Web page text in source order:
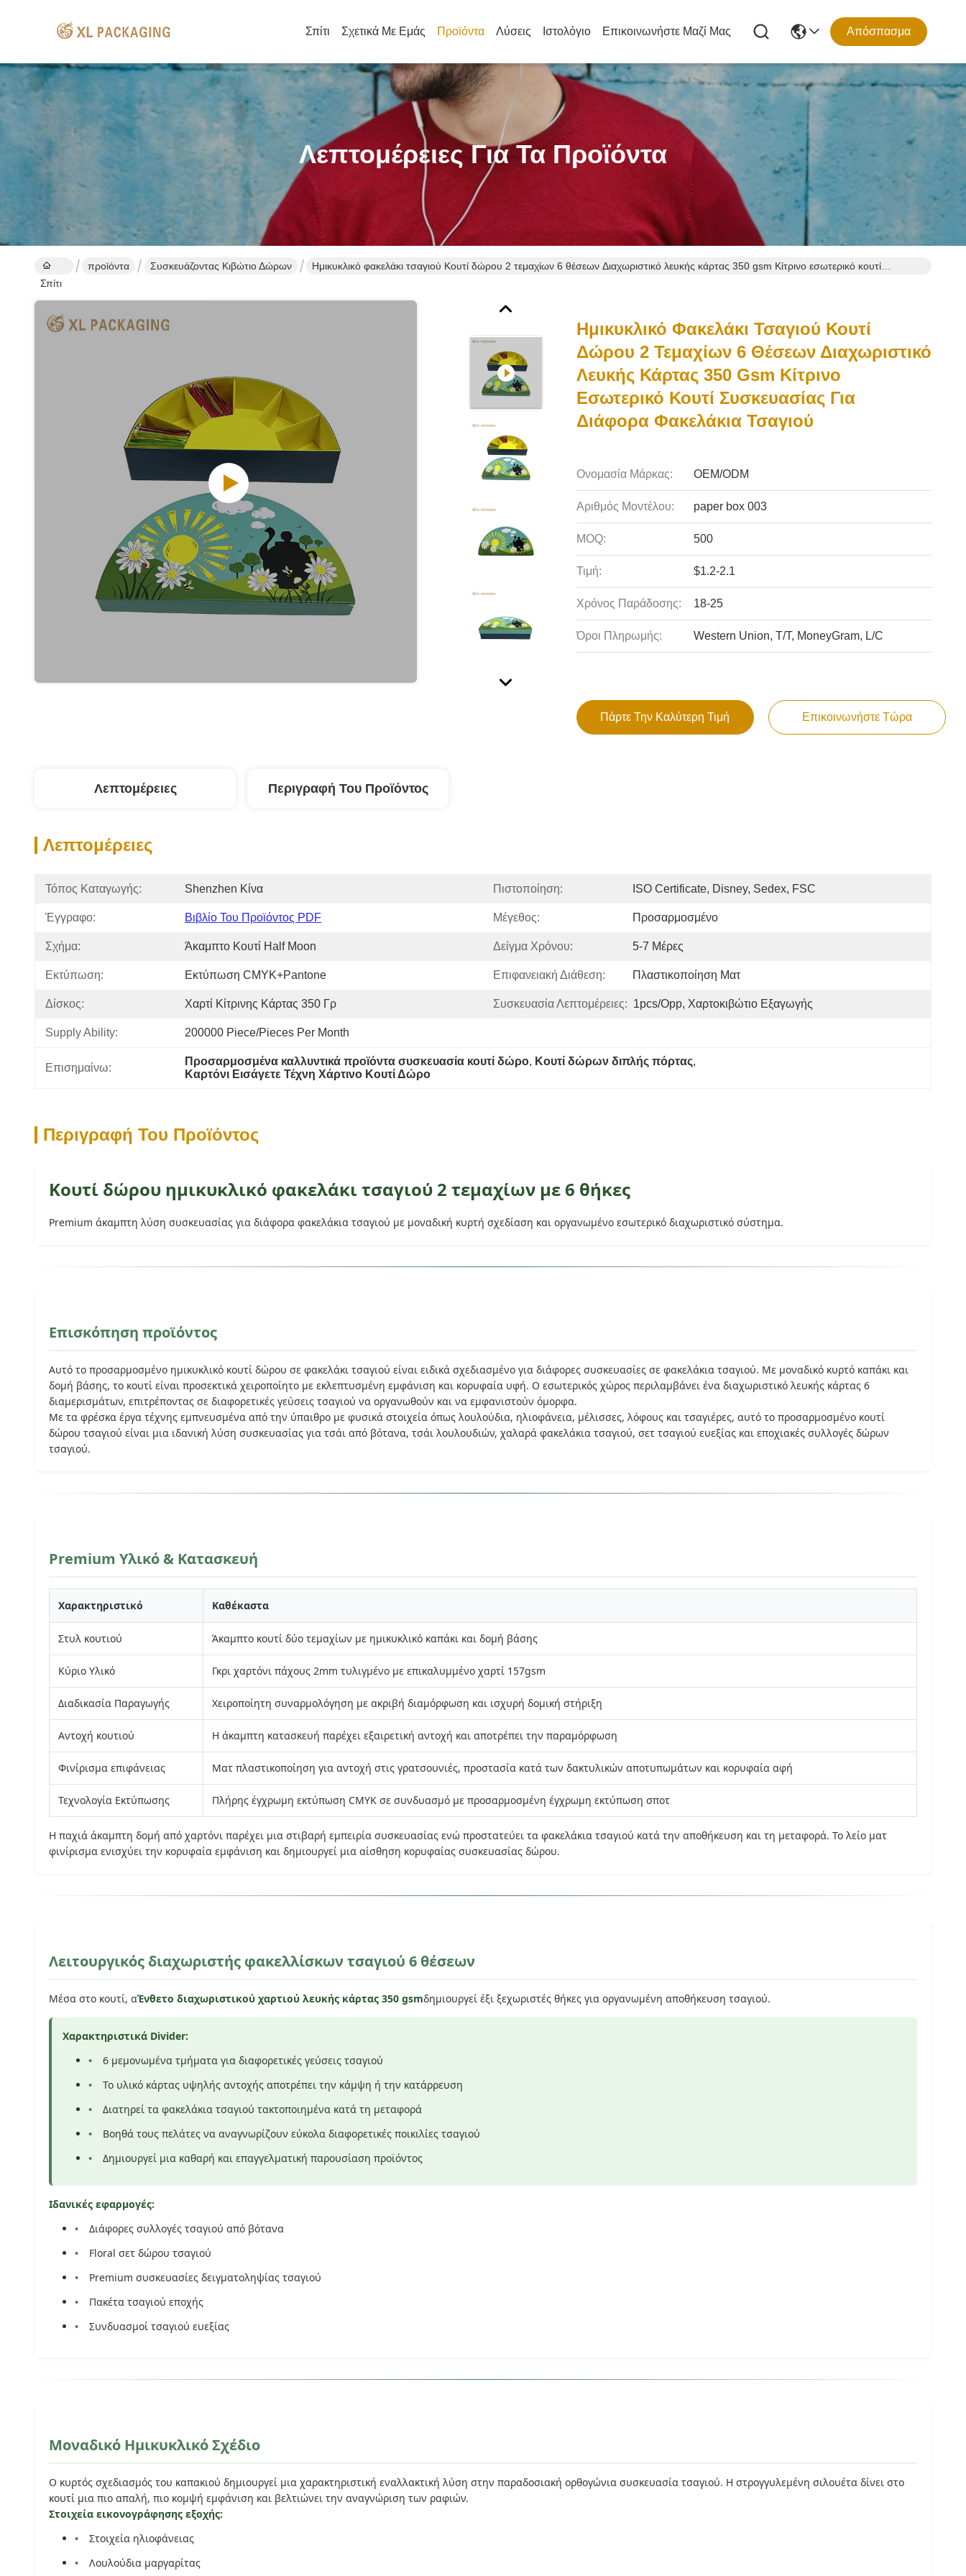
Σπίτι Σχετικά Με Εμάς Προϊόντα Λύσεις Ιστολόγιο Επικοινωνήστε Μαζί Μας Απόσπασμα
Λεπτομέρειες Για Τα Προϊόντα
Σπίτι
προϊόντα Συσκευάζοντας Κιβώτιο Δώρων
Ημικυκλικό φακελάκι τσαγιού Κουτί δώρου 2 τεμαχίων 6 θέσεων Διαχωριστικό λευκής κάρτας 350 gsm Κίτρινο εσωτερικό κουτί
Ημικυκλικό Φακελάκι Τσαγιού Κουτί
Δώρου 2 Τεμαχίων 6 Θέσεων Διαχωριστικό
Λευκής Κάρτας 350 Gsm Κίτρινο
Εσωτερικό Κουτί Συσκευασίας Για
Διάφορα Φακελάκια Τσαγιού
Ονομασία Μάρκας: OEM/ODM
Αριθμός Μοντέλου: paper box 003
MOQ: 500
Τιμή: $1.2-2.1
Χρόνος Παράδοσης: 18-25
Όροι Πληρωμής: Western Union, T/T, MoneyGram, L/C
Πάρτε Την Καλύτερη Τιμή Επικοινωνήστε Τώρα
Λεπτομέρειες Περιγραφή Του Προϊόντος
Λεπτομέρειες
Τόπος Καταγωγής: Shenzhen Κίνα Πιστοποίηση: ISO Certificate, Disney, Sedex, FSC
Έγγραφο: Βιβλίο Του Προϊόντος PDF Μέγεθος: Προσαρμοσμένο
Σχήμα: Άκαμπτο Κουτί Half Moon Δείγμα Χρόνου: 5-7 Μέρες
Εκτύπωση: Εκτύπωση CMYK+Pantone Επιφανειακή Διάθεση: Πλαστικοποίηση Ματ
Δίσκος: Χαρτί Κίτρινης Κάρτας 350 Γρ Συσκευασία Λεπτομέρειες: 1pcs/opp, Χαρτοκιβώτιο Εξαγωγής
Supply Ability: 200000 Piece/Pieces Per Month
Επισημαίνω:
Προσαρμοσμένα καλλυντικά προϊόντα συσκευασία κουτί δώρο, Κουτί δώρων διπλής πόρτας,
Καρτόνι Εισάγετε Τέχνη Χάρτινο Κουτί Δώρο
Περιγραφή Του Προϊόντος
Κουτί δώρου ημικυκλικό φακελάκι τσαγιού 2 τεμαχίων με 6 θήκες
Premium άκαμπτη λύση συσκευασίας για διάφορα φακελάκια τσαγιού με μοναδική κυρτή σχεδίαση και οργανωμένο εσωτερικό διαχωριστικό σύστημα.
Επισκόπηση προϊόντος
Αυτό το προσαρμοσμένο ημικυκλικό κουτί δώρου σε φακελάκι τσαγιού είναι ειδικά σχεδιασμένο για διάφορες συσκευασίες σε φακελάκια τσαγιού. Με μοναδικό κυρτό καπάκι και
δομή βάσης, το κουτί είναι προσεκτικά χειροποίητο με εκλεπτυσμένη εμφάνιση και κορυφαία υφή. Ο εσωτερικός χώρος περιλαμβάνει ένα διαχωριστικό λευκής κάρτας 6
διαμερισμάτων, επιτρέποντας σε διαφορετικές γεύσεις τσαγιού να οργανωθούν και να εμφανιστούν όμορφα.
Με τα φρέσκα έργα τέχνης εμπνευσμένα από την ύπαιθρο με φυσικά στοιχεία όπως λουλούδια, ηλιοφάνεια, μέλισσες, λόφους και τσαγιέρες, αυτό το προσαρμοσμένο κουτί
δώρου τσαγιού είναι μια ιδανική λύση συσκευασίας για τσάι από βότανα, τσάι λουλουδιών, χαλαρά φακελάκια τσαγιού, σετ τσαγιού ευεξίας και εποχιακές συλλογές δώρων
τσαγιού.
Premium Υλικό & Κατασκευή
Χαρακτηριστικό Καθέκαστα
Στυλ κουτιού Άκαμπτο κουτί δύο τεμαχίων με ημικυκλικό καπάκι και δομή βάσης
Κύριο Υλικό Γκρι χαρτόνι πάχους 2mm τυλιγμένο με επικαλυμμένο χαρτί 157gsm
Διαδικασία Παραγωγής Χειροποίητη συναρμολόγηση με ακριβή διαμόρφωση και ισχυρή δομική στήριξη
Αντοχή κουτιού Η άκαμπτη κατασκευή παρέχει εξαιρετική αντοχή και αποτρέπει την παραμόρφωση
Φινίρισμα επιφάνειας Ματ πλαστικοποίηση για αντοχή στις γρατσουνιές, προστασία κατά των δακτυλικών αποτυπωμάτων και κορυφαία αφή
Τεχνολογία Εκτύπωσης Πλήρης έγχρωμη εκτύπωση CMYK σε συνδυασμό με προσαρμοσμένη έγχρωμη εκτύπωση σποτ
Η παχιά άκαμπτη δομή από χαρτόνι παρέχει μια στιβαρή εμπειρία συσκευασίας ενώ προστατεύει τα φακελάκια τσαγιού κατά την αποθήκευση και τη μεταφορά. Το λείο ματ
φινίρισμα ενισχύει την κορυφαία εμφάνιση και δημιουργεί μια αίσθηση κορυφαίας συσκευασίας δώρου.
Λειτουργικός διαχωριστής φακελλίσκων τσαγιού 6 θέσεων
Μέσα στο κουτί, αΈνθετο διαχωριστικού χαρτιού λευκής κάρτας 350 gsmδημιουργεί έξι ξεχωριστές θήκες για οργανωμένη αποθήκευση τσαγιού.
Χαρακτηριστικά Divider:
6 μεμονωμένα τμήματα για διαφορετικές γεύσεις τσαγιού
Το υλικό κάρτας υψηλής αντοχής αποτρέπει την κάμψη ή την κατάρρευση
Διατηρεί τα φακελάκια τσαγιού τακτοποιημένα κατά τη μεταφορά
Βοηθά τους πελάτες να αναγνωρίζουν εύκολα διαφορετικές ποικιλίες τσαγιού
Δημιουργεί μια καθαρή και επαγγελματική παρουσίαση προϊόντος
Ιδανικές εφαρμογές:
Διάφορες συλλογές τσαγιού από βότανα
Floral σετ δώρου τσαγιού
Premium συσκευασίες δειγματοληψίας τσαγιού
Πακέτα τσαγιού εποχής
Συνδυασμοί τσαγιού ευεξίας
Μοναδικό Ημικυκλικό Σχέδιο
Ο κυρτός σχεδιασμός του καπακιού δημιουργεί μια χαρακτηριστική εναλλακτική λύση στην παραδοσιακή ορθογώνια συσκευασία τσαγιού. Η στρογγυλεμένη σιλουέτα δίνει στο
κουτί μια πιο απαλή, πιο κομψή εμφάνιση και βελτιώνει την αναγνώριση των ραφιών.
Στοιχεία εικονογράφησης εξοχής:
Στοιχεία ηλιοφάνειας
Λουλούδια μαργαρίτας